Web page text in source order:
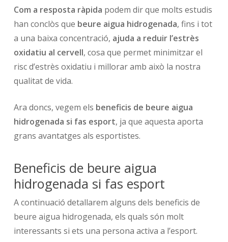
Com a resposta ràpida podem dir que molts estudis
han conclòs que beure aigua hidrogenada, fins i tot
a una baixa concentració, ajuda a reduir l’estrès
oxidatiu al cervell, cosa que permet minimitzar el
risc d’estrès oxidatiu i millorar amb això la nostra
qualitat de vida.
Ara doncs, vegem els beneficis de beure aigua
hidrogenada si fas esport, ja que aquesta aporta
grans avantatges als esportistes.
Beneficis de beure aigua
hidrogenada si fas esport
A continuació detallarem alguns dels beneficis de
beure aigua hidrogenada, els quals són molt
interessants si ets una persona activa a l’esport.